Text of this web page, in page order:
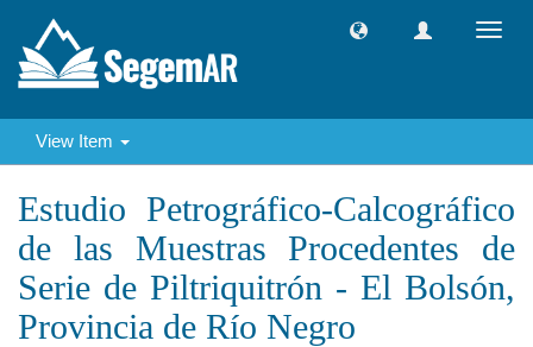
View Item
Estudio Petrográfico-Calcográfico
de las Muestras Procedentes de
Serie de Piltriquitrón - El Bolsón,
Provincia de Río Negro